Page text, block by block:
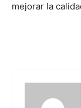
mejorar la